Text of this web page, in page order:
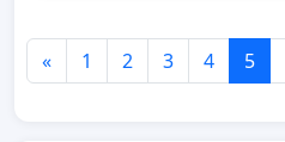
« 1 2 3 4 5